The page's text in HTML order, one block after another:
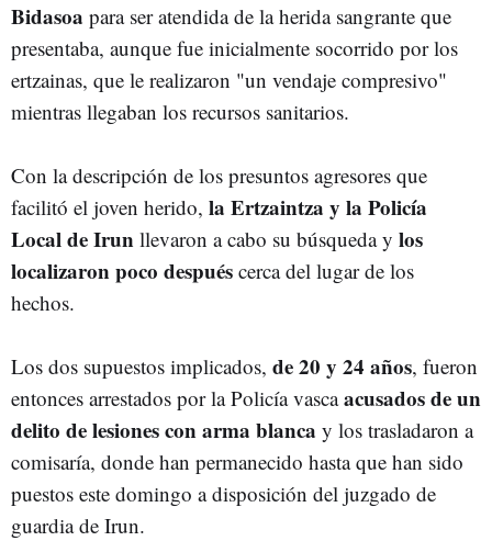
Bidasoa para ser atendida de la herida sangrante que
presentaba, aunque fue inicialmente socorrido por los
ertzainas, que le realizaron "un vendaje compresivo"
mientras llegaban los recursos sanitarios.
Con la descripción de los presuntos agresores que
facilitó el joven herido, la Ertzaintza y la Policía
Local de Irun llevaron a cabo su búsqueda y los
localizaron poco después cerca del lugar de los
hechos.
Los dos supuestos implicados, de 20 y 24 años, fueron
entonces arrestados por la Policía vascaacusados de un
delito de lesiones con arma blanca y los trasladaron a
comisaría, donde han permanecido hasta que han sido
puestos este domingo a disposición del juzgado de
guardia de Irun.